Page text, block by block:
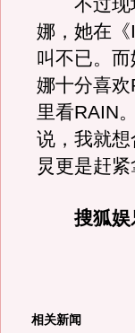
不过现
娜，她在
叫不已。
娜十分喜
里看RAIN
说，我就
炅更是赶紧
搜狐娱乐
相关新闻